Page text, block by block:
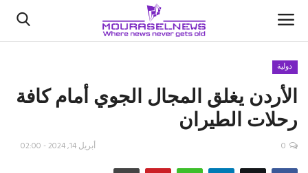
الأخبار
كتّابنا
دولية
الأردن يغلق المجال الجوي أمام كافة
رحلات الطيران
أبريل 14, 2024 - 02:00 0